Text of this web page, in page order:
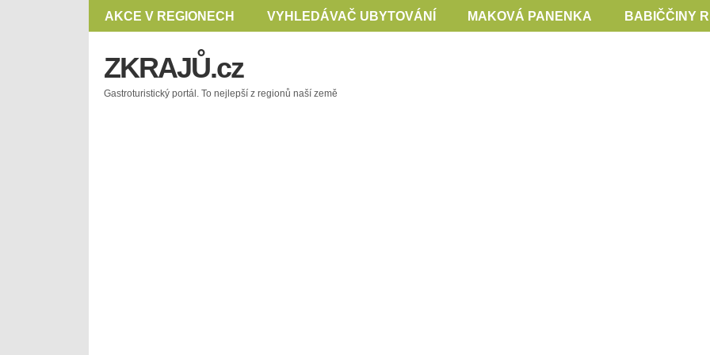
AKCE V REGIONECH VYHLEDÁVAČ UBYTOVÁNÍ MAKOVÁ PANENKA BABIČČINY
ZKRAJŮ.cz
Gastroturistický portál. To nejlepší z regionů naší země